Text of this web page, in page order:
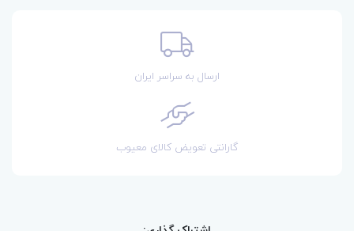
ارسال به سراسر ایران
گارانتی تعویض کالای معیوب